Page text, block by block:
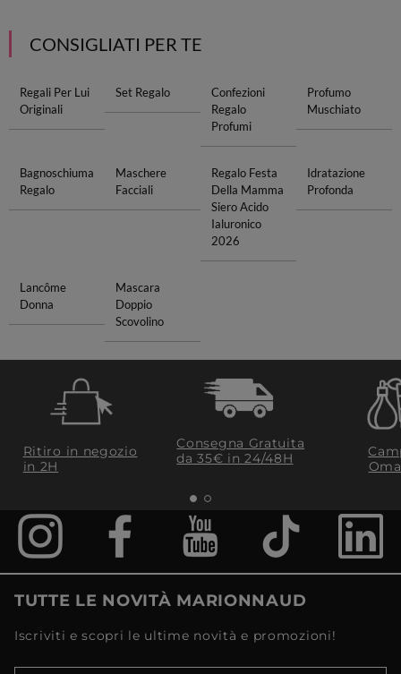
CONSIGLIATI PER TE
Regali Per Lui
Originali
Set Regalo
Confezioni
Regalo
Profumi
Profumo
Muschiato
Bagnoschiuma
Regalo
Maschere
Facciali
Regalo Festa
Della Mamma
Siero Acido
Ialuronico
2026
Idratazione
Profonda
Lancôme
Donna
Mascara
Doppio
Scovolino
Ritiro in negozio
in 2H
Consegna Gratuita
da 35€​ in 24/48H
TUTTE LE NOVITÀ MARIONNAUD
Iscriviti e scopri le ultime novità e promozioni!